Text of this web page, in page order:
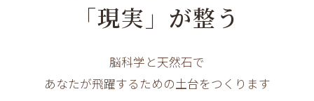
「現実」が整う
脳科学と天然石で
あなたが飛躍するための土台をつくります